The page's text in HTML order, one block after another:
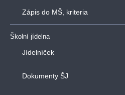
Zápis do MŠ, kriteria
Školní jídelna
Jídelníček
Dokumenty ŠJ